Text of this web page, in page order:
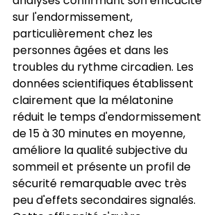
sur l'endormissement,
particulièrement chez les
personnes âgées et dans les
troubles du rythme circadien. Les
données scientifiques établissent
clairement que la mélatonine
réduit le temps d'endormissement
de 15 à 30 minutes en moyenne,
améliore la qualité subjective du
sommeil et présente un profil de
sécurité remarquable avec très
peu d'effets secondaires signalés.